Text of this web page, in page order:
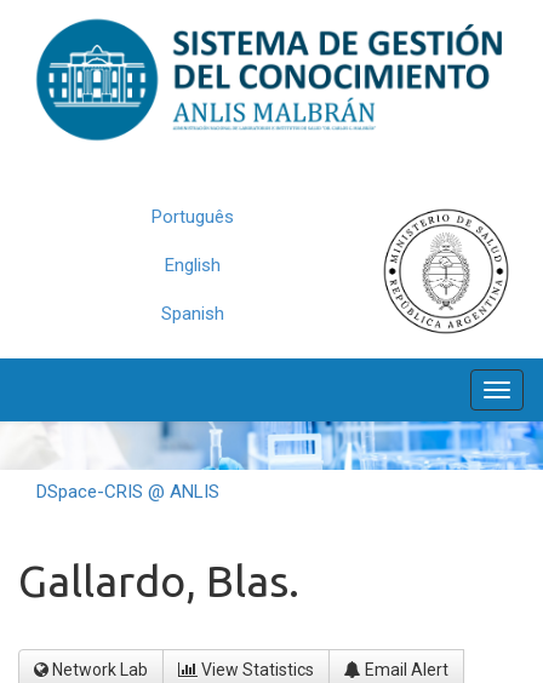
navigation
Português
English
Spanish
DSpace-CRIS @ ANLIS
Gallardo, Blas.
Network Lab View Statistics Email Alert